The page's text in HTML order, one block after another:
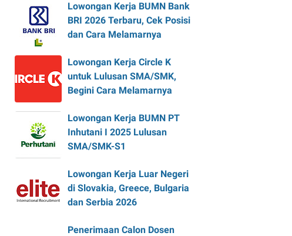
Lowongan Kerja BUMN Bank
BRI 2026 Terbaru, Cek Posisi
dan Cara Melamarnya
Lowongan Kerja Circle K
untuk Lulusan SMA/SMK,
Begini Cara Melamarnya
Lowongan Kerja BUMN PT
Inhutani I 2025 Lulusan
SMA/SMK-S1
Lowongan Kerja Luar Negeri
di Slovakia, Greece, Bulgaria
dan Serbia 2026
Penerimaan Calon Dosen